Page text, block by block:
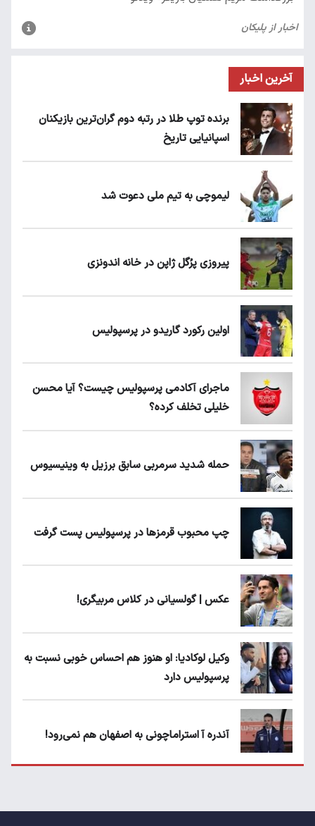
آخرین اخبار
برنده توپ طلا در رتبه دوم گران‌ترین بازیکنان
اسپانیایی تاریخ
لیموچی به تیم ملی دعوت شد
پیروزی پرُگل ژاپن در خانه اندونزی
اولین رکورد گاریدو در پرسپولیس
ماجرای آکادمی پرسپولیس چیست؟ آیا محسن
خلیلی تخلف کرده؟
حمله شدید سرمربی سابق برزیل به وینیسیوس
چپ محبوب قرمزها در پرسپولیس پست گرفت
عکس | گولسیانی در کلاس مربیگری!
وکیل لوکادیا: او هنوز هم احساس خوبی نسبت به
پرسپولیس دارد
آندره آ استراماچونی به اصفهان هم نمی‌رود!
حسن روی هوا!